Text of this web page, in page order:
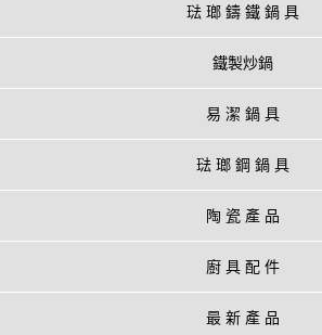
琺 瑯 鑄 鐵 鍋 具
鐵製炒鍋
易 潔 鍋 具
琺 瑯 鋼 鍋 具
陶 瓷 產 品
廚 具 配 件
最 新 產 品